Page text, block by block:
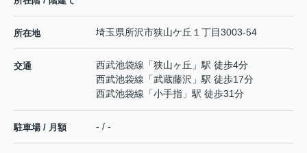
所在地 埼玉県所沢市狭山ケ丘 １丁目3003-54
交通 西武池袋線 「狭山ヶ丘 」駅 徒歩4分
西武池袋線 「武蔵藤沢 」駅 徒歩17分
西武池袋線 「小手指 」駅 徒歩31分
駐車場 / 月額 - / -